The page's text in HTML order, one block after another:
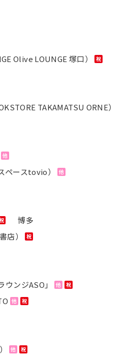
Olive LOUNGE 塚口）
祝
TAKAMATSU ORNE）
他
ペースtovio） 他
博多
店）
祝
ンジASO」 他 祝
他 祝
他 祝